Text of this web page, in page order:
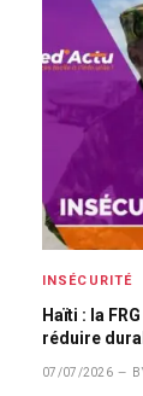
INSÉCURITÉ
Haïti : la
réduire
07/07/2026